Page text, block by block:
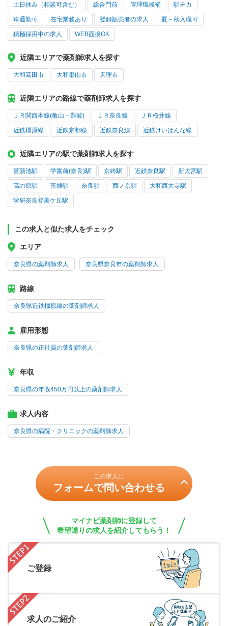
土日休み（相談可含む） 総合門前 管理職候補 駅チカ
車通勤可 在宅業務あり 登録販売者の求人 夏～秋入職可
積極採用中の求人 WEB面接OK
近隣エリアで薬剤師求人を探す
大和高田市 大和郡山市 天理市
近隣エリアの路線で薬剤師求人を探す
ＪＲ関西本線(亀山－難波) ＪＲ奈良線 ＪＲ桜井線
近鉄橿原線 近鉄京都線 近鉄奈良線 近鉄けいはんな線
近隣エリアの駅で薬剤師求人を探す
菖蒲池駅 学園前(奈良)駅 京終駅 近鉄奈良駅 新大宮駅
高の原駅 富雄駅 奈良駅 西ノ京駅 大和西大寺駅
学研奈良登美ケ丘駅
この求人と似た求人をチェック
エリア
奈良県の薬剤師求人 奈良県奈良市の薬剤師求人
路線
奈良県近鉄橿原線の薬剤師求人
雇用形態
奈良県の正社員の薬剤師求人
年収
奈良県の年収450万円以上の薬剤師求人
求人内容
奈良県の病院・クリニックの薬剤師求人
この求人に
フォームで問い合わせる
マイナビ薬剤師に登録して
希望通りの求人を紹介してもらう！
ご登録
求人のご紹介